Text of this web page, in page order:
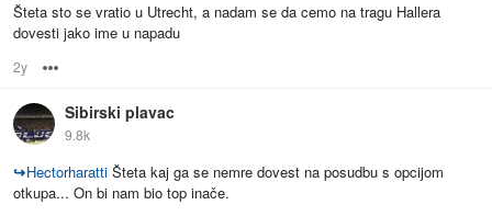
Šteta sto se vratio u Utrecht, a nadam se da cemo na tragu Hallera
dovesti jako ime u napadu
2y
Sibirski plavac
9.8k
↪Hectorharatti Šteta kaj ga se nemre dovest na posudbu s opcijom
otkupa... On bi nam bio top inače.